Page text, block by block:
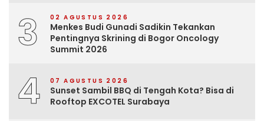
3 02 AGUSTUS 2026
Menkes Budi Gunadi Sadikin Tekankan
Pentingnya Skrining di Bogor Oncology
Summit 2026
4 07 AGUSTUS 2026
Sunset Sambil BBQ di Tengah Kota? Bisa di
Rooftop EXCOTEL Surabaya